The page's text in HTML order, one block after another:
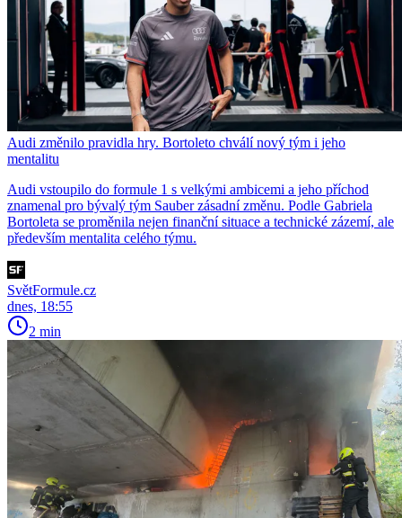
Audi změnilo pravidla hry. Bortoleto chválí nový tým i jeho
mentalitu
Audi vstoupilo do formule 1 s velkými ambicemi a jeho příchod
znamenal pro bývalý tým Sauber zásadní změnu. Podle Gabriela
Bortoleta se proměnila nejen finanční situace a technické zázemí, ale
především mentalita celého týmu.
SvětFormule.cz
dnes, 18:55
2 min